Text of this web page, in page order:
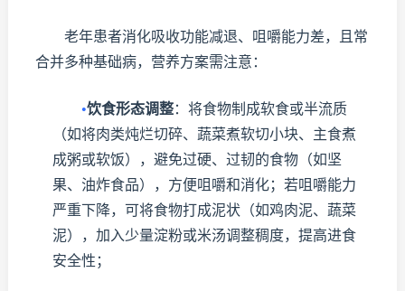
老年患者消化吸收功能减退、咀嚼能力差，且常
合并多种基础病，营养方案需注意：
•饮食形态调整：将食物制成软食或半流质
（如将肉类炖烂切碎、蔬菜煮软切小块、主食煮
成粥或软饭），避免过硬、过韧的食物（如坚
果、油炸食品），方便咀嚼和消化；若咀嚼能力
严重下降，可将食物打成泥状（如鸡肉泥、蔬菜
泥），加入少量淀粉或米汤调整稠度，提高进食
安全性；